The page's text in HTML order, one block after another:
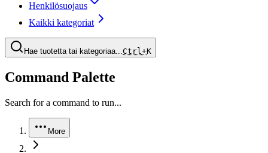
Henkilösuojaus
Kaikki kategoriat
Hae tuotetta tai kategoriaa...Ctrl+K
Command Palette
Search for a command to run...
More